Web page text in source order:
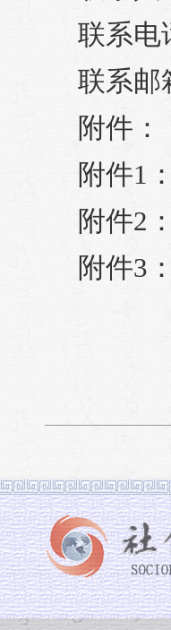
联系电
联系邮
附件：
附件1
附件2
附件3